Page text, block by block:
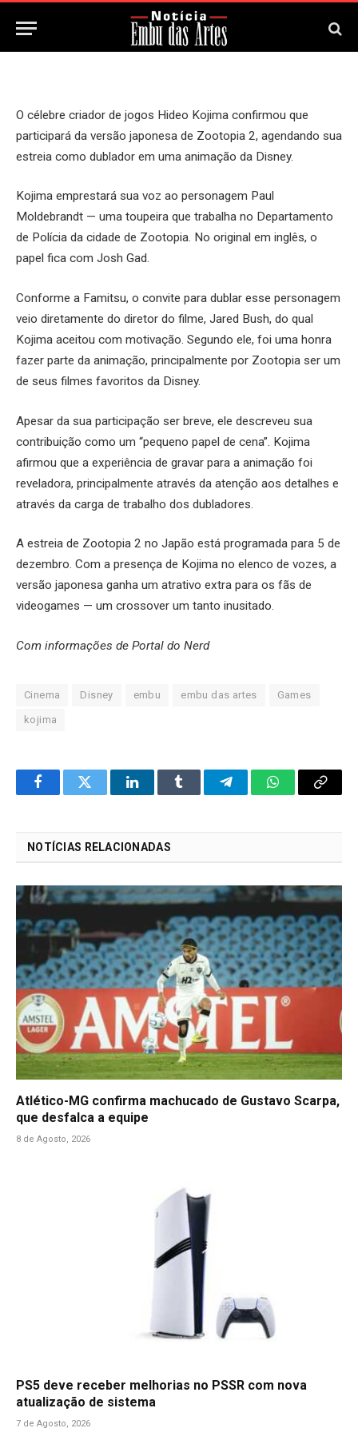
7 de Dezembro, 2025 Updated: 7 de Dezembro, 2025
O célebre criador de jogos Hideo Kojima confirmou que
participará da versão japonesa de Zootopia 2, agendando sua
estreia como dublador em uma animação da Disney.
Kojima emprestará sua voz ao personagem Paul
Moldebrandt — uma toupeira que trabalha no Departamento
de Polícia da cidade de Zootopia. No original em inglês, o
papel fica com Josh Gad.
Conforme a Famitsu, o convite para dublar esse personagem
veio diretamente do diretor do filme, Jared Bush, do qual
Kojima aceitou com motivação. Segundo ele, foi uma honra
fazer parte da animação, principalmente por Zootopia ser um
de seus filmes favoritos da Disney.
Apesar da sua participação ser breve, ele descreveu sua
contribuição como um “pequeno papel de cena”. Kojima
afirmou que a experiência de gravar para a animação foi
reveladora, principalmente através da atenção aos detalhes e
através da carga de trabalho dos dubladores.
A estreia de Zootopia 2 no Japão está programada para 5 de
dezembro. Com a presença de Kojima no elenco de vozes, a
versão japonesa ganha um atrativo extra para os fãs de
videogames — um crossover um tanto inusitado.
Com informações de Portal do Nerd
Cinema Disney embu embu das artes Games
kojima
FacebookTwitter LinkedInTumblr TelegramWhatsApp
Copy
NOTÍCIAS RELACIONADAS
Atlético-MG confirma machucado de Gustavo Scarpa,
que desfalca a equipe
8 de Agosto, 2026
PS5 deve receber melhorias no PSSR com nova
atualização de sistema
7 de Agosto, 2026